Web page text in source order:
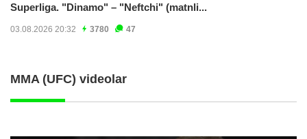
Superliga. "Dinamo" – "Neftchi" (matnli...
03.08.2026 20:32 3780 47
MMA (UFC) videolar